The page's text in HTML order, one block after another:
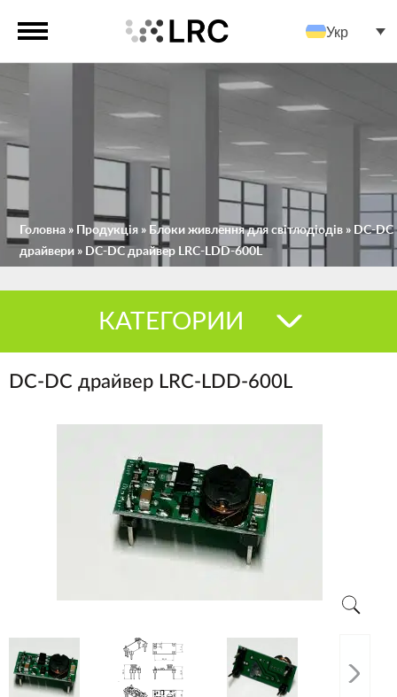
Укр
Головна » Продукція » Блоки живлення для світлодіодів » DC-DC
драйвери » DC-DC драйвер LRC-LDD-600L
КАТЕГОРИИ
DC-DC драйвер LRC-LDD-600L